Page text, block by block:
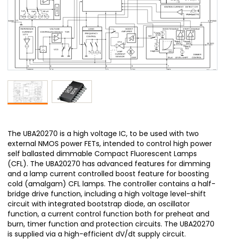
The UBA20270 is a high voltage IC, to be used with two
external NMOS power FETs, intended to control high power
self ballasted dimmable Compact Fluorescent Lamps
(CFL). The UBA20270 has advanced features for dimming
and a lamp current controlled boost feature for boosting
cold (amalgam) CFL lamps. The controller contains a half-
bridge drive function, including a high voltage level-shift
circuit with integrated bootstrap diode, an oscillator
function, a current control function both for preheat and
burn, timer function and protection circuits. The UBA20270
is supplied via a high-efficient dV/dt supply circuit.